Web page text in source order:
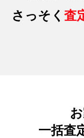
さっそく 査
一括査